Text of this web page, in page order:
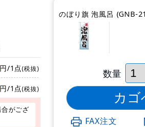
円/1点(税抜)
円/1点(税抜)
がござ
のぼり旗 泡風呂 (GNB-
数量
FAX注文